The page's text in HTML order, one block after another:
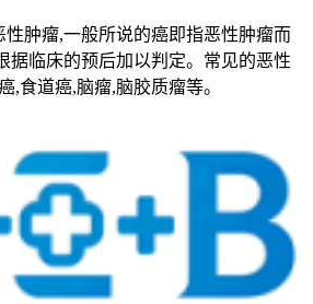
肿瘤,一般所说的癌即指恶性肿瘤而
据临床的预后加以判定。常见的恶性
,食道癌,脑瘤,脑胶质瘤等。